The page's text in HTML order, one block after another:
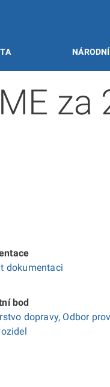
za
dokumentaci
bod
dopravy, Odbor